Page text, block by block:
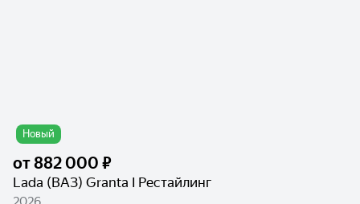
Новый
от882 000 ₽
Lada (ВАЗ) Granta I Рестайлинг